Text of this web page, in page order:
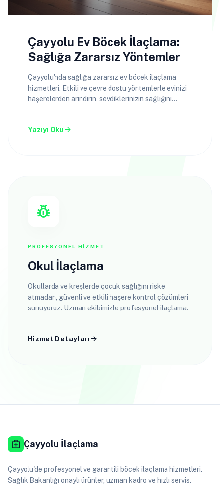
Çayyolu Ev Böcek İlaçlama:
Sağlığa Zararsız Yöntemler
Çayyolu'nda sağlığa zararsız ev böcek ilaçlama
hizmetleri. Etkili ve çevre dostu yöntemlerle evinizi
haşerelerden arındırın, sevdiklerinizin sağlığını
Yazıyı Oku arrow_forward
pest_control
PROFESYONEL HIZMET
Okul İlaçlama
Okullarda ve kreşlerde çocuk sağlığını riske
atmadan, güvenli ve etkili haşere kontrol çözümleri
sunuyoruz. Uzman ekibimizle profesyonel ilaçlama.
Hizmet Detayları arrow_forward
medical_services Çayyolu İlaçlama
Çayyolu'de profesyonel ve garantili böcek ilaçlama hizmetleri.
Sağlık Bakanlığı onaylı ürünler, uzman kadro ve hızlı servis.